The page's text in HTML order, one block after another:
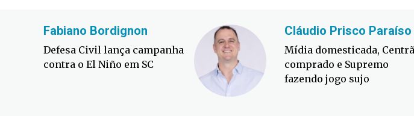
Fabiano Bordignon
Defesa Civil lança campanha
contra o El Niño em SC
Cláudio Prisco Paraíso
Mídia domesticada,
comprado e Supremo
fazendo jogo sujo